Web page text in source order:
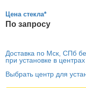
Цена стекла*
По запросу
Доставка по Мск, СПб
при установке в
Выбрать центр для